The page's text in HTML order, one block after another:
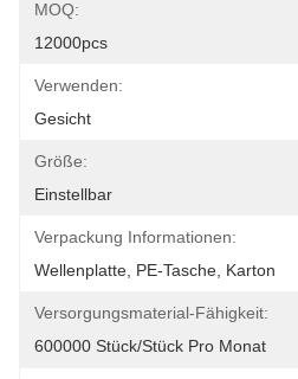
MOQ:
12000pcs
Verwenden:
Gesicht
Größe:
Einstellbar
Verpackung Informationen:
Wellenplatte, PE-Tasche, Karton
Versorgungsmaterial-Fähigkeit:
600000 Stück/Stück Pro Monat